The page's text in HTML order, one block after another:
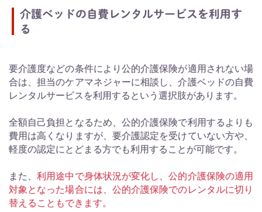
介護ベッドの自費レンタルサービスを利用す
る
要介護度などの条件により公的介護保険が適用されない場
合は、担当のケアマネジャーに相談し、介護ベッドの自費
レンタルサービスを利用するという選択肢があります。
全額自己負担となるため、公的介護保険で利用するよりも
費用は高くなりますが、要介護認定を受けていない方や、
軽度の認定にとどまる方でも利用することが可能です。
また、利用途中で身体状況が変化し、公的介護保険の適用
対象となった場合には、公的介護保険でのレンタルに切り
替えることもできます。